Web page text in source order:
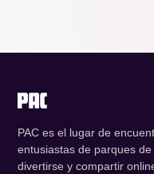
PAC es el lugar de
entusiastas de parques
divertirse y compartir